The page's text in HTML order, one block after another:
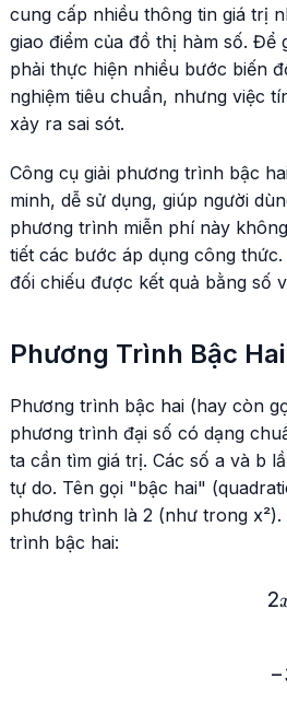
cung cấp nhiều thông tin giá trị
giao điểm của đồ thị hàm số.
phải thực hiện nhiều bước biến
nghiệm tiêu chuẩn, nhưng việc
xảy ra sai sót.
Công cụ giải phương trình bậc
minh, dễ sử dụng, giúp người
phương trình miễn phí này
tiết các bước áp dụng công
đối chiếu được kết quả bằng số
Phương Trình Bậc Hai
Phương trình bậc hai (hay còn
phương trình đại số có dạng
ta cần tìm giá trị. Các số a và b
tự do. Tên gọi "bậc hai"
phương trình là 2 (như trong x²).
trình bậc hai:
2
−